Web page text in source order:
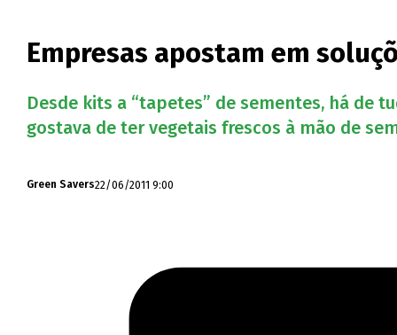
Empresas apostam em
Desde kits a “tapetes” de sementes, há de
gostava de ter vegetais frescos à mão de
Green Savers22/06/2011 9:00